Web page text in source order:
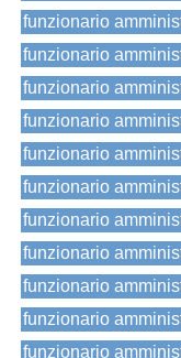
funzionario
funzionario
funzionario
funzionario
funzionario
funzionario
funzionario
funzionario
funzionario
funzionario
funzionario